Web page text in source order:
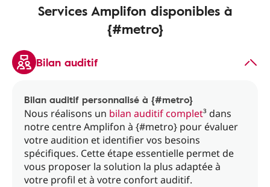
Services Amplifon disponibles à
{#metro}
Bilan auditif
Bilan auditif personnalisé à {#metro}
Nous réalisons un bilan auditif complet³ dans
notre centre Amplifon à {#metro} pour évaluer
votre audition et identifier vos besoins
spécifiques. Cette étape essentielle permet de
vous proposer la solution la plus adaptée à
votre profil et à votre confort auditif.